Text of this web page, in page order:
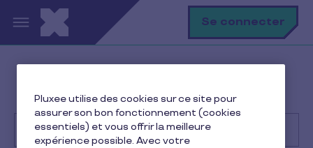
Aller au contenu principal Se connecter
Politiques et informations légales
Pluxee utilise des cookies sur ce site pour
assurer son bon fonctionnement (cookies
essentiels) et vous offrir la meilleure
expérience possible. Avec votre